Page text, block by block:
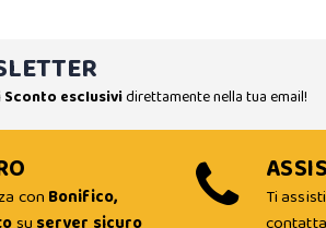
esclusividirettamente nella tua email!
con Bonifico,
Ti